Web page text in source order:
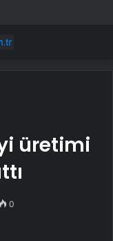
üretimi
0